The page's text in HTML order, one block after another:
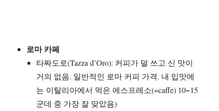
로마 카페
타짜도로(Tazza d’Oro): 커피가 덜 쓰고 신 맛이
거의 없음. 일반적인 로마 커피 가격. 내 입맛에
는 이탈리아에서 먹은 에스프레소(=caffe) 10~15
군데 중 가장 잘 맞았음)